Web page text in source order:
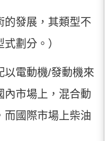
的發展，其類型不
劃分。）
以電動機/發動機來
內市場上，混合動
而國際市場上柴油